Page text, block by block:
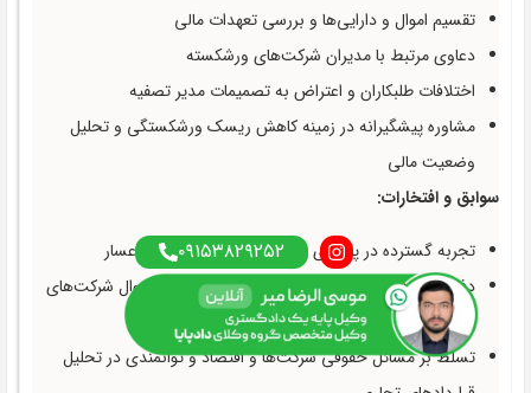
تقسیم اموال و دارایی‌ها و بررسی تعهدات مالی
دعاوی مرتبط با مدیران شرکت‌های ورشکسته
اختلافات طلبکاران و اعتراض به تصمیمات مدیر تصفیه
مشاوره پیشگیرانه در زمینه کاهش ریسک ورشکستگی و تحلیل
وضعیت مالی
سوابق و افتخارات:
تجربه گسترده در پیگیری پرونده‌های ورشکستگی و اعسار
دفاع مؤثر در دعاوی پیچیده ورشکستگی و تقسیم اموال شرکت‌های
ورشکسته
تسلط بر مسائل حقوقی شرکت‌ها و اقتصاد و توانمندی در تحلیل
۰۹۱۵۳۸۲۹۲۵۲